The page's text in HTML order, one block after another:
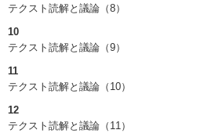
テクスト読解と議論（8）
10
テクスト読解と議論（9）
11
テクスト読解と議論（10）
12
テクスト読解と議論（11）